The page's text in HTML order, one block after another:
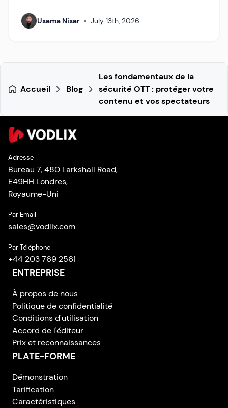
Usama Nisar • July 13th, 2026
Accueil Blog
Les fondamentaux de la
sécurité OTT : protéger votre
contenu et vos spectateurs
Adresse
Bureau 7, 480 Larkshall Road,
E49HH Londres,
Royaume-Uni
Par Email
sales@vodlix.com
Par Téléphone
+44 203 769 2561
ENTREPRISE
À propos de nous
Politique de confidentialité
Conditions d'utilisation
Accord de l'éditeur
Prix et reconnaissances
PLATE-FORME
Démonstration
Tarification
Caractéristiques